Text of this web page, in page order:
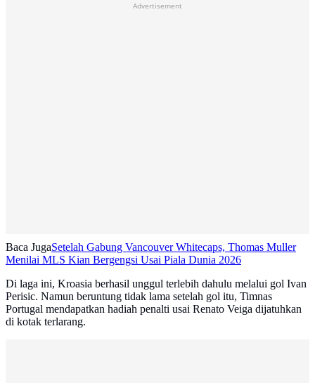
Advertisement
Baca JugaSetelah Gabung Vancouver Whitecaps, Thomas Muller
Menilai MLS Kian Bergengsi Usai Piala Dunia 2026
Di laga ini, Kroasia berhasil unggul terlebih dahulu melalui gol Ivan
Perisic. Namun beruntung tidak lama setelah gol itu, Timnas
Portugal mendapatkan hadiah penalti usai Renato Veiga dijatuhkan
di kotak terlarang.